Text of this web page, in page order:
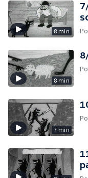
8 min
8 min
7 min